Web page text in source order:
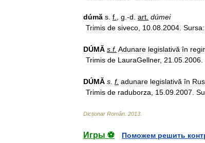
dúmă s f g .-d art dúmei
Trimis de siveco 10 08 2004 Sursa:
DÚMĂ s f. Adunare legislativă în
Trimis de LauraGellner, 21 05 2006
DÚMĂ s f. adunare legislativă în
Trimis de raduborza 15 09 2007
Dicționar Român 2013
Игры ⚽
Поможем решить